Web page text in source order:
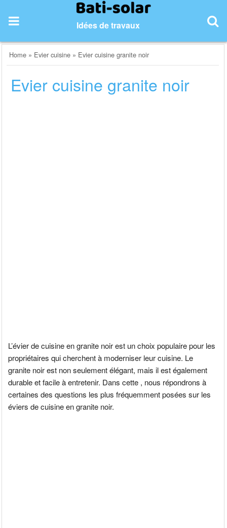
content
Idées de travaux
Home » Evier cuisine » Evier cuisine granite noir
Evier cuisine granite noir
L’évier de cuisine en granite noir est un choix populaire pour les
propriétaires qui cherchent à moderniser leur cuisine. Le
granite noir est non seulement élégant, mais il est également
durable et facile à entretenir. Dans cette , nous répondrons à
certaines des questions les plus fréquemment posées sur les
éviers de cuisine en granite noir.